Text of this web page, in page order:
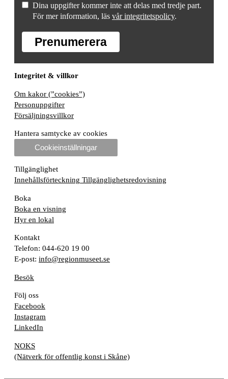
Dina uppgifter kommer inte att delas med tredje part.
För mer information, läs vår integritetspolicy.
Prenumerera
Integritet & villkor
Om kakor (”cookies”)
Personuppgifter
Försäljningsvillkor
Hantera samtycke av cookies
Cookieinställningar
Tillgänglighet
Innehållsförteckning Tillgänglighetsredovisning
Boka
Boka en visning
Hyr en lokal
Kontakt
Telefon: 044-620 19 00
E-post: info@regionmuseet.se
Besök
Följ oss
Facebook
Instagram
LinkedIn
NOKS
(Nätverk för offentlig konst i Skåne)